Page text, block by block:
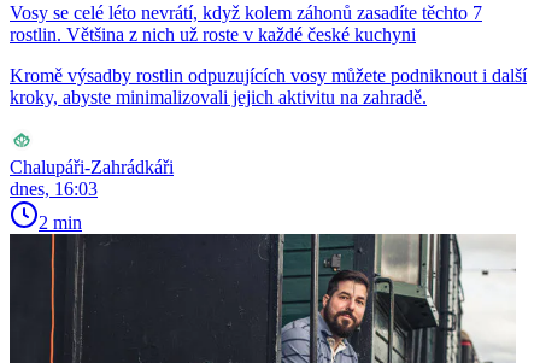
Vosy se celé léto nevrátí, když kolem záhonů zasadíte těchto 7
rostlin. Většina z nich už roste v každé české kuchyni
Kromě výsadby rostlin odpuzujících vosy můžete podniknout i další
kroky, abyste minimalizovali jejich aktivitu na zahradě.
Chalupáři-Zahrádkáři
dnes, 16:03
2 min